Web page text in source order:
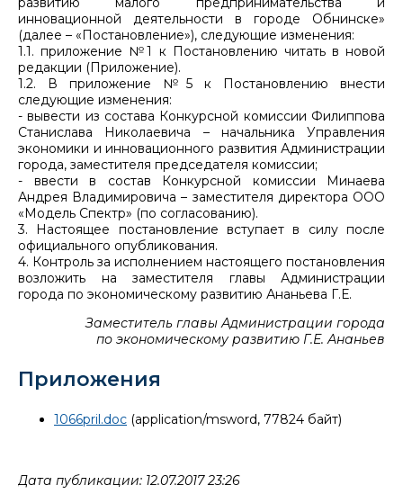
инновационной деятельности в городе Обнинске»
(далее – «Постановление»), следующие изменения:
1.1. приложение №1 к Постановлению читать в новой
редакции (Приложение).
1.2. В приложение №5 к Постановлению внести
следующие изменения:
- вывести из состава Конкурсной комиссии Филиппова
Станислава Николаевича – начальника Управления
экономики и инновационного развития Администрации
города, заместителя председателя комиссии;
- ввести в состав Конкурсной комиссии Минаева
Андрея Владимировича – заместителя директора ООО
«Модель Спектр» (по согласованию).
3. Настоящее постановление вступает в силу после
официального опубликования.
4. Контроль за исполнением настоящего постановления
возложить на заместителя главы Администрации
города по экономическому развитию Ананьева Г.Е.
Заместитель главы Администрации города
по экономическому развитию Г.Е. Ананьев
Приложения
1066pril.doc (application/msword, 77824 байт)
Дата публикации: 12.07.2017 23:26